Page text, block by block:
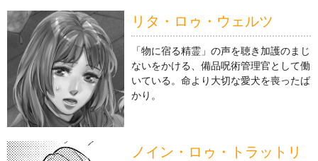
リタ・ロゥ・ウェルツ
「物に宿る精霊」の声を聴き加護のまじ
ないをかける、備品呪術管理官として働
いている。命より大切な愛犬を喪ったば
かり。
ノイン・ロゥ・トラットリ